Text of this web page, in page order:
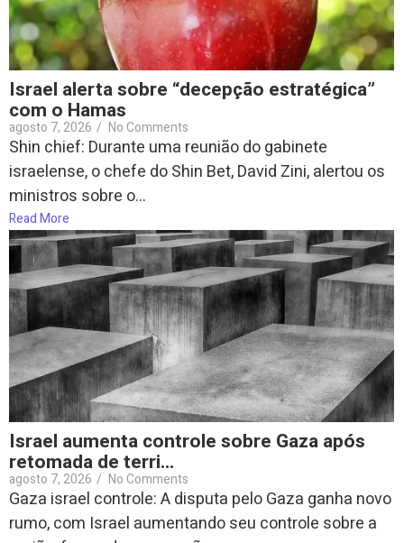
Israel alerta sobre “decepção estratégica”
com o Hamas
agosto 7, 2026 / No Comments
Shin chief: Durante uma reunião do gabinete
israelense, o chefe do Shin Bet, David Zini, alertou os
ministros sobre o...
Read More
Israel aumenta controle sobre Gaza após
retomada de terri…
agosto 7, 2026 / No Comments
Gaza israel controle: A disputa pelo Gaza ganha novo
rumo, com Israel aumentando seu controle sobre a